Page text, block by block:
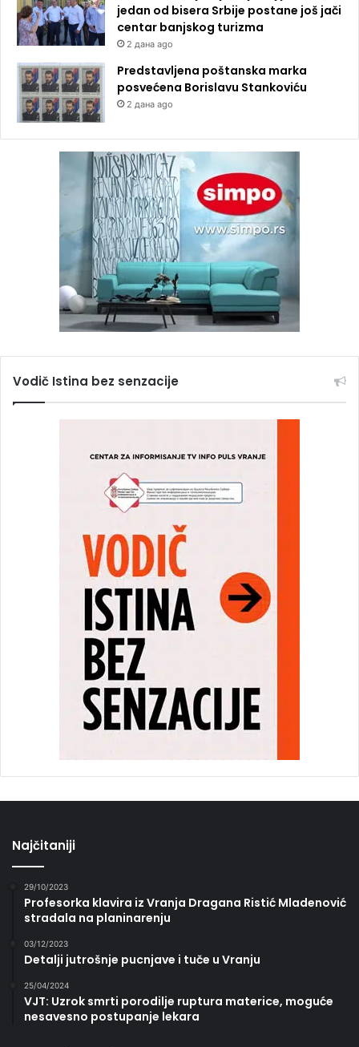
jedan od bisera Srbije postane još jači
centar banjskog turizma
2 дана ago
Predstavljena poštanska marka
posvećena Borislavu Stankoviću
2 дана ago
Vodič Istina bez senzacije
Najčitaniji
29/10/2023
Profesorka klavira iz Vranja Dragana Ristić Mladenović
stradala na planinarenju
03/12/2023
Detalji jutrošnje pucnjave i tuče u Vranju
25/04/2024
VJT: Uzrok smrti porodilje ruptura materice, moguće
nesavesno postupanje lekara